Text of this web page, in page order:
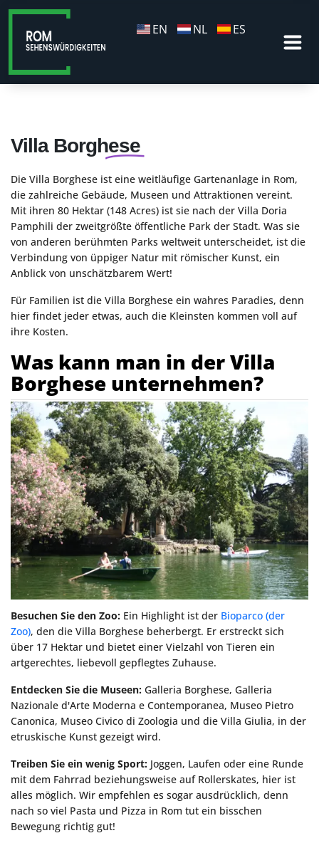
EN NL ES
Villa Borghese
Die Villa Borghese ist eine weitläufige Gartenanlage in Rom,
die zahlreiche Gebäude, Museen und Attraktionen vereint.
Mit ihren 80 Hektar (148 Acres) ist sie nach der Villa Doria
Pamphili der zweitgrößte öffentliche Park der Stadt. Was sie
von anderen berühmten Parks weltweit unterscheidet, ist die
Verbindung von üppiger Natur mit römischer Kunst, ein
Anblick von unschätzbarem Wert!
Für Familien ist die Villa Borghese ein wahres Paradies, denn
hier findet jeder etwas, auch die Kleinsten kommen voll auf
ihre Kosten.
Was kann man in der Villa
Borghese unternehmen?
Besuchen Sie den Zoo: Ein Highlight ist der Bioparco (der
Zoo), den die Villa Borghese beherbergt. Er erstreckt sich
über 17 Hektar und bietet einer Vielzahl von Tieren ein
artgerechtes, liebevoll gepflegtes Zuhause.
Entdecken Sie die Museen: Galleria Borghese, Galleria
Nazionale d'Arte Moderna e Contemporanea, Museo Pietro
Canonica, Museo Civico di Zoologia und die Villa Giulia, in der
etruskische Kunst gezeigt wird.
Treiben Sie ein wenig Sport: Joggen, Laufen oder eine Runde
mit dem Fahrrad beziehungsweise auf Rollerskates, hier ist
alles möglich. Wir empfehlen es sogar ausdrücklich, denn
nach so viel Pasta und Pizza in Rom tut ein bisschen
Bewegung richtig gut!